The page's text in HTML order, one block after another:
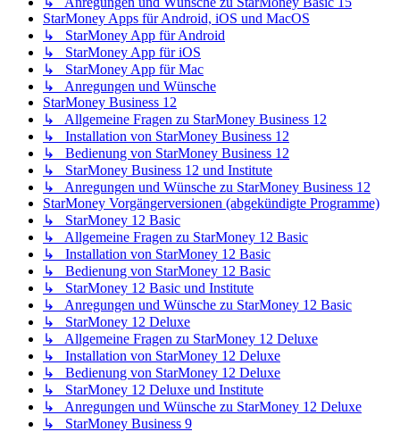
StarMoney Apps für Android, iOS und MacOS
↳ StarMoney App für Android
↳ StarMoney App für iOS
↳ StarMoney App für Mac
↳ Anregungen und Wünsche
StarMoney Business 12
↳ Allgemeine Fragen zu StarMoney Business 12
↳ Installation von StarMoney Business 12
↳ Bedienung von StarMoney Business 12
↳ StarMoney Business 12 und Institute
↳ Anregungen und Wünsche zu StarMoney Business 12
StarMoney Vorgängerversionen (abgekündigte Programme)
↳ StarMoney 12 Basic
↳ Allgemeine Fragen zu StarMoney 12 Basic
↳ Installation von StarMoney 12 Basic
↳ Bedienung von StarMoney 12 Basic
↳ StarMoney 12 Basic und Institute
↳ Anregungen und Wünsche zu StarMoney 12 Basic
↳ StarMoney 12 Deluxe
↳ Allgemeine Fragen zu StarMoney 12 Deluxe
↳ Installation von StarMoney 12 Deluxe
↳ Bedienung von StarMoney 12 Deluxe
↳ StarMoney 12 Deluxe und Institute
↳ Anregungen und Wünsche zu StarMoney 12 Deluxe
↳ StarMoney Business 9